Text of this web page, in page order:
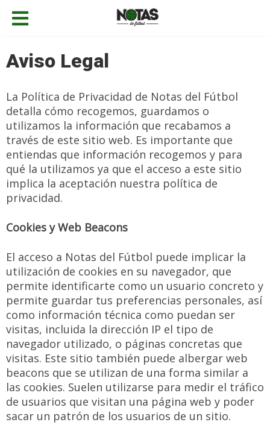
Aviso Legal
La Política de Privacidad de Notas del Fútbol
detalla cómo recogemos, guardamos o
utilizamos la información que recabamos a
través de este sitio web. Es importante que
entiendas que información recogemos y para
qué la utilizamos ya que el acceso a este sitio
implica la aceptación nuestra política de
privacidad.
Cookies y Web Beacons
El acceso a Notas del Fútbol puede implicar la
utilización de cookies en su navegador, que
permite identificarte como un usuario concreto y
permite guardar tus preferencias personales, así
como información técnica como puedan ser
visitas, incluida la dirección IP el tipo de
navegador utilizado, o páginas concretas que
visitas. Este sitio también puede albergar web
beacons que se utilizan de una forma similar a
las cookies. Suelen utilizarse para medir el tráfico
de usuarios que visitan una página web y poder
sacar un patrón de los usuarios de un sitio.